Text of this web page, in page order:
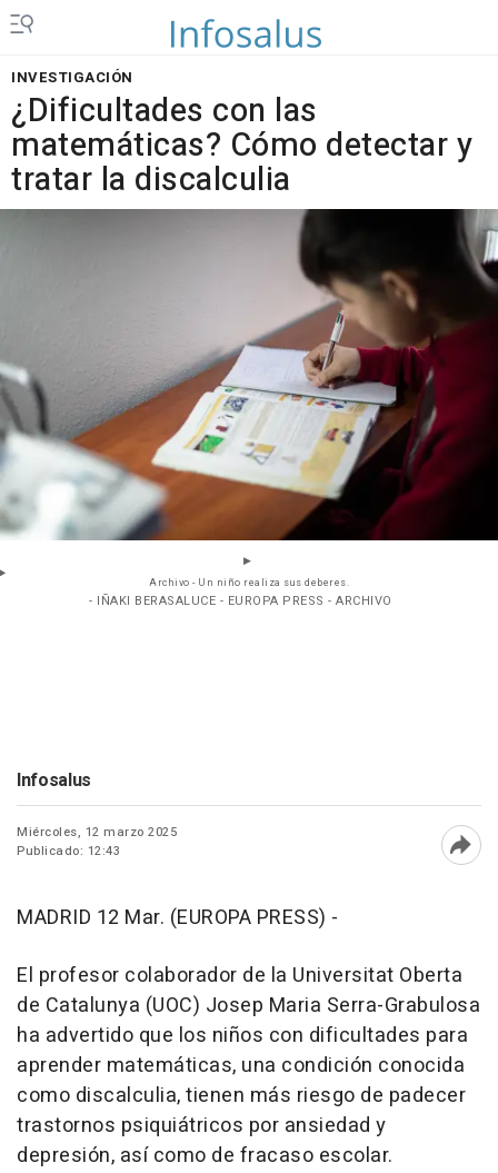
INVESTIGACIÓN
¿Dificultades con las
matemáticas? Cómo detectar y
tratar la discalculia
Archivo - Un niño realiza sus deberes.
- IÑAKI BERASALUCE - EUROPA PRESS - ARCHIVO
Infosalus
Miércoles, 12 marzo 2025
Publicado: 12:43
MADRID 12 Mar. (EUROPA PRESS) -
El profesor colaborador de la Universitat Oberta
de Catalunya (UOC) Josep Maria Serra-Grabulosa
ha advertido que los niños con dificultades para
aprender matemáticas, una condición conocida
como discalculia, tienen más riesgo de padecer
trastornos psiquiátricos por ansiedad y
depresión, así como de fracaso escolar.